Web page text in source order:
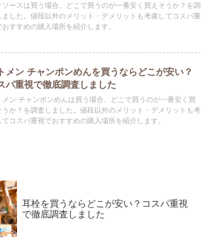
ソースは買う場合、どこで買うのが一番安く買えそうか？を調
ました。値段以外のメリット・デメリットも考慮してコスパ重
おすすめの購入場所を紹介します。
メン チャンポンめんを買うならどこが安い？
パ重視で徹底調査しました
メン チャンポンめんは買う場合、どこで買うのが一番安く買
うか？を調査しました。値段以外のメリット・デメリットも考
てコスパ重視でおすすめの購入場所を紹介します。
耳栓を買うならどこが安い？コスパ重視
で徹底調査しました